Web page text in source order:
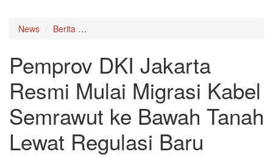
News Berita
Pemprov DKI Jakarta
Resmi Mulai Migrasi Kabel
Semrawut ke Bawah Tanah
Lewat Regulasi Baru